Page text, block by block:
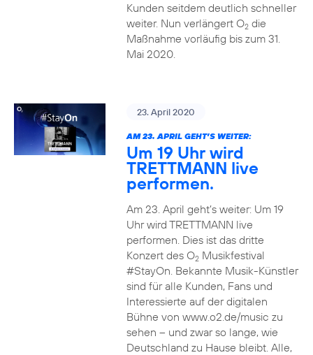
Kunden seitdem deutlich schneller
weiter. Nun verlängert O2die
Maßnahme vorläufig bis zum 31.
Mai 2020.
23. April 2020
AM 23. APRIL GEHT’S WEITER:
Um 19 Uhr wird
TRETTMANN live
performen.
Am 23. April geht’s weiter: Um 19
Uhr wird TRETTMANN live
performen. Dies ist das dritte
Konzert des O2Musikfestival
#StayOn. Bekannte Musik-Künstler
sind für alle Kunden, Fans und
Interessierte auf der digitalen
Bühne von www.o2.de/music zu
sehen – und zwar so lange, wie
Deutschland zu Hause bleibt. Alle,